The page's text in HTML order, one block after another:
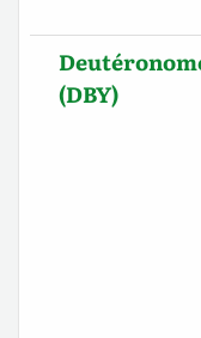
(DBY)